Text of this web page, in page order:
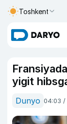
Toshkent
yigit
Dunyo 04:03 /